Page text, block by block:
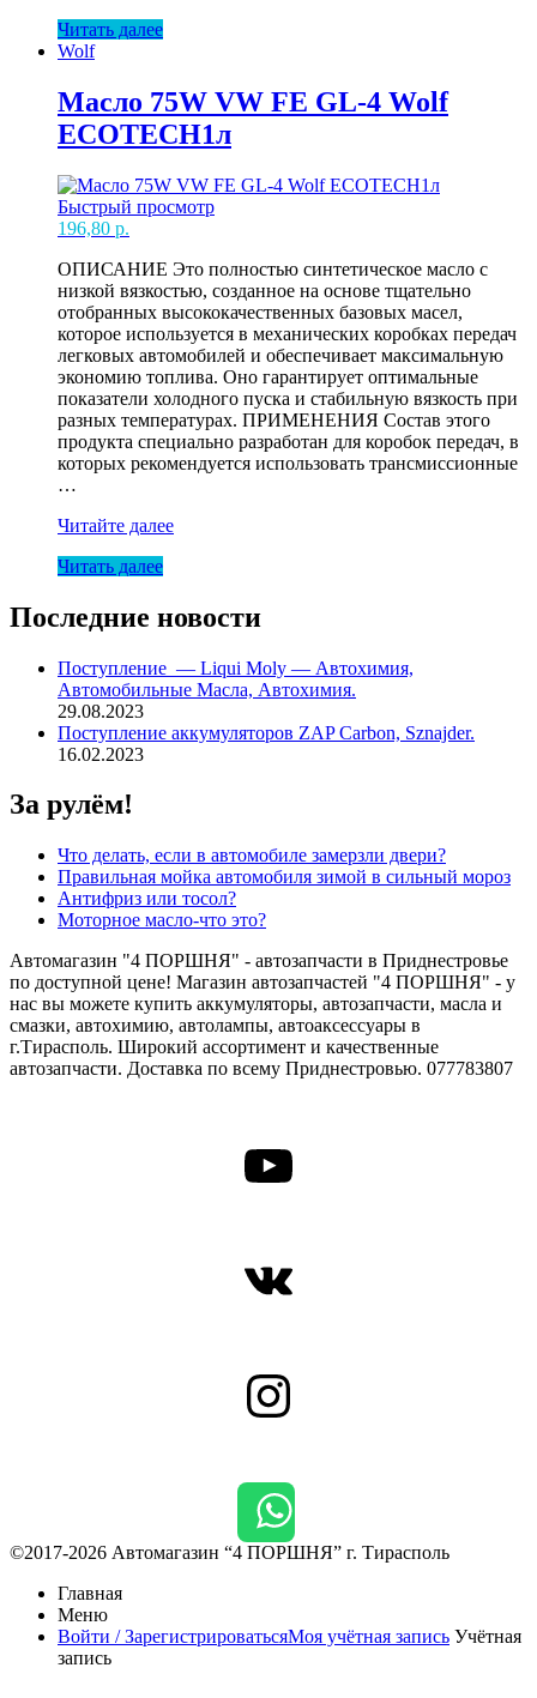
GL-
5
EXTENDTECH
20л
Читать далее
Wolf
Масло 75W VW FE GL-4 Wolf
ECOTECH1л
Быстрый просмотр
196,80 р.
ОПИСАНИЕ Это полностью синтетическое масло с
низкой вязкостью, созданное на основе тщательно
отобранных высококачественных базовых масел,
которое используется в механических коробках передач
легковых автомобилей и обеспечивает максимальную
экономию топлива. Оно гарантирует оптимальные
показатели холодного пуска и стабильную вязкость при
разных температурах. ПРИМЕНЕНИЯ Состав этого
продукта специально разработан для коробок передач, в
которых рекомендуется использовать трансмиссионные
…
Масло
VW
GL-
4
ECOTECH1л
Читайте далее
Читать далее
Последние новости
Поступление — Liqui Moly — Автохимия,
Автомобильные Масла, Автохимия.
29.08.2023
Поступление аккумуляторов ZAP Carbon, Sznajder.
16.02.2023
За рулём!
Что делать, если в автомобиле замерзли двери?
Правильная мойка автомобиля зимой в сильный мороз
Антифриз или тосол?
Моторное масло-что это?
Автомагазин "4 ПОРШНЯ" - автозапчасти в Приднестровье
по доступной цене! Магазин автозапчастей "4 ПОРШНЯ" - у
нас вы можете купить аккумуляторы, автозапчасти, масла и
смазки, автохимию, автолампы, автоаксессуары в
г.Тирасполь. Широкий ассортимент и качественные
автозапчасти. Доставка по всему Приднестровью. 077783807
YouTube
ВКонтакте
Instagram
©2017-2026 Автомагазин “4 ПОРШНЯ” г. Тирасполь
Главная
Меню
Войти / ЗарегистрироватьсяМоя учётная запись Учётная
запись